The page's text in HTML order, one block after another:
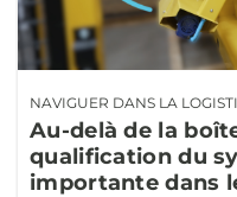
NAVIGUER DANS LA
Au-delà de la
qualification du
importante dans